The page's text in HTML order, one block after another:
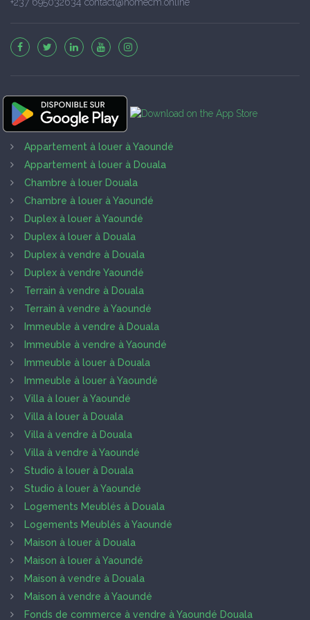
Appartement à louer à Yaoundé
Appartement à louer à Douala
Chambre à louer Douala
Chambre à louer à Yaoundé
Duplex à louer à Yaoundé
Duplex à louer à Douala
Duplex à vendre à Douala
Duplex à vendre Yaoundé
Terrain à vendre à Douala
Terrain à vendre à Yaoundé
Immeuble à vendre à Douala
Immeuble à vendre à Yaoundé
Immeuble à louer à Douala
Immeuble à louer à Yaoundé
Villa à louer à Yaoundé
Villa à louer à Douala
Villa à vendre à Douala
Villa à vendre à Yaoundé
Studio à louer à Douala
Studio à louer à Yaoundé
Logements Meublés à Douala
Logements Meublés à Yaoundé
Maison à louer à Douala
Maison à louer à Yaoundé
Maison à vendre à Douala
Maison à vendre à Yaoundé
Fonds de commerce à vendre à Yaoundé Douala